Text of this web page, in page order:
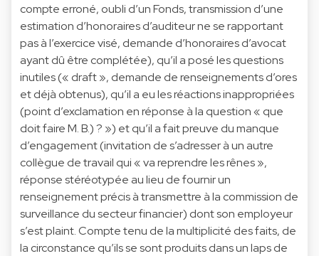
compte erroné, oubli d’un Fonds, transmission d’une
estimation d’honoraires d’auditeur ne se rapportant
pas à l’exercice visé, demande d’honoraires d’avocat
ayant dû être complétée), qu’il a posé les questions
inutiles (« draft », demande de renseignements d’ores
et déjà obtenus), qu’il a eu les réactions inappropriées
(point d’exclamation en réponse à la question « que
doit faire M. B.) ? ») et qu’il a fait preuve du manque
d’engagement (invitation de s’adresser à un autre
collègue de travail qui « va reprendre les rênes »,
réponse stéréotypée au lieu de fournir un
renseignement précis à transmettre à la commission de
surveillance du secteur financier) dont son employeur
s’est plaint. Compte tenu de la multiplicité des faits, de
la circonstance qu’ils se sont produits dans un laps de